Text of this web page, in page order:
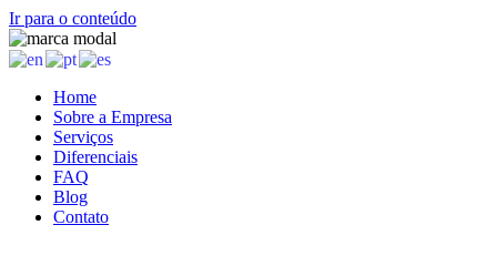
Ir para o conteúdo
Home
Sobre a Empresa
Serviços
Diferenciais
FAQ
Blog
Contato